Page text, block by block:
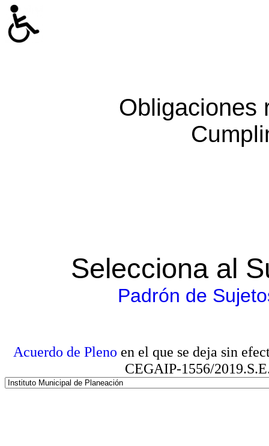
Obligaciones
Selecciona al
Padrón de
Acuerdo de Pleno en el que se deja sin
CEGAIP-1556/